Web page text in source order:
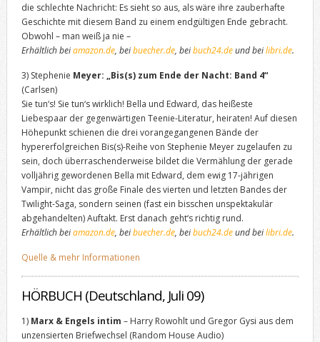
die schlechte Nachricht: Es sieht so aus, als wäre ihre zauberhafte
Geschichte mit diesem Band zu einem endgültigen Ende gebracht.
Obwohl – man weiß ja nie –
Erhältlich beiamazon.de, beibuecher.de, beibuch24.deund beilibri.de.
3) Stephenie Meyer: „Bis(s) zum Ende der Nacht: Band 4“
(Carlsen)
Sie tun‘s! Sie tun‘s wirklich! Bella und Edward, das heißeste
Liebespaar der gegenwärtigen Teenie-Literatur, heiraten! Auf diesen
Höhepunkt schienen die drei vorangegangenen Bände der
hypererfolgreichen Bis(s)-Reihe von Stephenie Meyer zugelaufen zu
sein, doch überraschenderweise bildet die Vermählung der gerade
volljährig gewordenen Bella mit Edward, dem ewig 17-jährigen
Vampir, nicht das große Finale des vierten und letzten Bandes der
Twilight-Saga, sondern seinen (fast ein bisschen unspektakulär
abgehandelten) Auftakt. Erst danach geht‘s richtig rund.
Erhältlich beiamazon.de, beibuecher.de, beibuch24.deund beilibri.de.
Quelle & mehr Informationen
HÖRBUCH (Deutschland, Juli 09)
1) Marx & Engels intim – Harry Rowohlt und Gregor Gysi aus dem
unzensierten Briefwechsel (Random House Audio)